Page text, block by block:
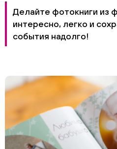
Делайте фотокниги из
интересно, легко и
события надолго!